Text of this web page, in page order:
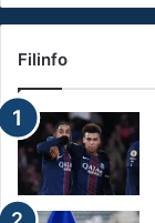
Filinfo